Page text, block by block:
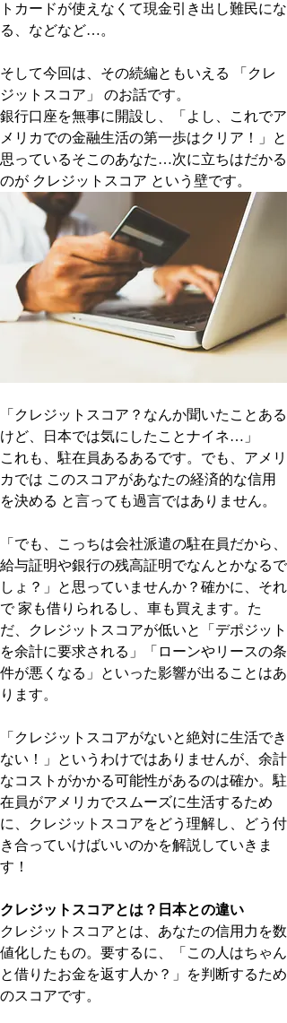
トカードが使えなくて現金引き出し難民にな
る、などなど…。
そして今回は、その続編ともいえる 「クレ
ジットスコア」 のお話です。
銀行口座を無事に開設し、「よし、これでア
メリカでの金融生活の第一歩はクリア！」と
思っているそこのあなた…次に立ちはだかる
のが クレジットスコア という壁です。
「クレジットスコア？なんか聞いたことある
けど、日本では気にしたことナイネ…」
これも、駐在員あるあるです。でも、アメリ
カでは このスコアがあなたの経済的な信用
を決める と言っても過言ではありません。
「でも、こっちは会社派遣の駐在員だから、
給与証明や銀行の残高証明でなんとかなるで
しょ？」と思っていませんか？確かに、それ
で 家も借りられるし、車も買えます。た
だ、クレジットスコアが低いと「デポジット
を余計に要求される」「ローンやリースの条
件が悪くなる」といった影響が出ることはあ
ります。
「クレジットスコアがないと絶対に生活でき
ない！」というわけではありませんが、余計
なコストがかかる可能性があるのは確か。駐
在員がアメリカでスムーズに生活するため
に、クレジットスコアをどう理解し、どう付
き合っていけばいいのかを解説していきま
す！
クレジットスコアとは？日本との違い
クレジットスコアとは、あなたの信用力を数
値化したもの。要するに、「この人はちゃん
と借りたお金を返す人か？」を判断するため
のスコアです。